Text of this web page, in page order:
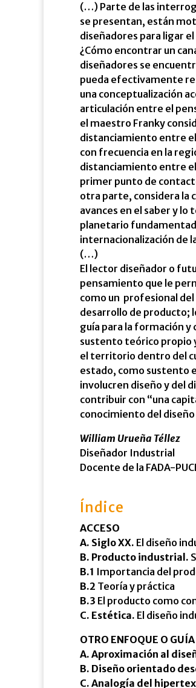
(…) Parte de las
se presentan, están
diseñadores para ligar
¿Cómo encontrar un
diseñadores se
pueda efectivamente
una conceptualización
articulación entre el
el maestro Franky
distanciamiento entre
con frecuencia en la
distanciamiento entre
primer punto de
otra parte, considera la
avances en el saber y lo
planetario
internacionalización de
(…)
El lector diseñador o
pensamiento que le
como un profesional
desarrollo de producto;
guía para la formación y
sustento teórico propio
el territorio dentro del
estado, como sustento
involucren diseño y del
contribuir con “una
conocimiento del
William Urueña Téllez
Diseñador Industrial
Docente de la FADA-
Índice
ACCESO
A. Siglo XX. El diseño
B. Producto industrial.
B.1 Importancia del
B.2 Teoría y práctica
B.3 El producto como
C. Estética. El diseño
OTRO ENFOQUE O
A. Aproximación al
B. Diseño orientado
C. Analogía del